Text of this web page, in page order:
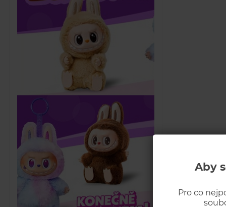
Aby
Pro co